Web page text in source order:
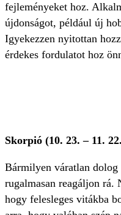
fejleményeket hoz.
újdonságot, például új
Igyekezzen nyitottan
érdekes fordulatot hoz
Skorpió (10. 23. – 11.
Bármilyen váratlan
rugalmasan reagáljon rá.
hogy felesleges vitákba